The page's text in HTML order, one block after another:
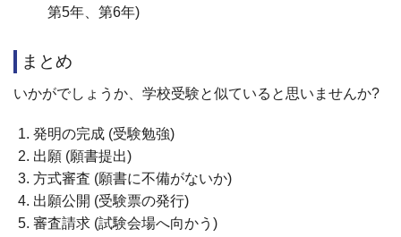
第5年、第6年)
まとめ
いかがでしょうか、学校受験と似ていると思いませんか?
発明の完成 (受験勉強)
出願 (願書提出)
方式審査 (願書に不備がないか)
出願公開 (受験票の発行)
審査請求 (試験会場へ向かう)